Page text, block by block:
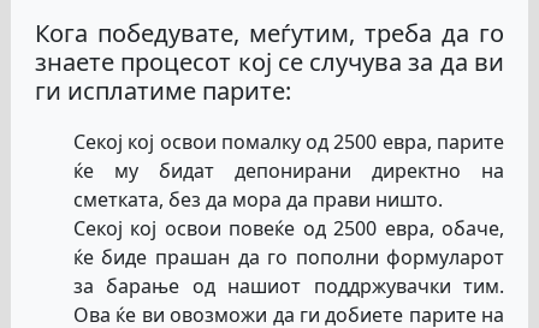
Кога победувате, меѓутим, треба да го
знаете процесот кој се случува за да ви
ги исплатиме парите:
Секој кој освои помалку од 2500 евра, парите
ќе му бидат депонирани директно на
сметката, без да мора да прави ништо.
Секој кој освои повеќе од 2500 евра, обаче,
ќе биде прашан да го пополни формуларот
за барање од нашиот поддржувачки тим.
Ова ќе ви овозможи да ги добиете парите на